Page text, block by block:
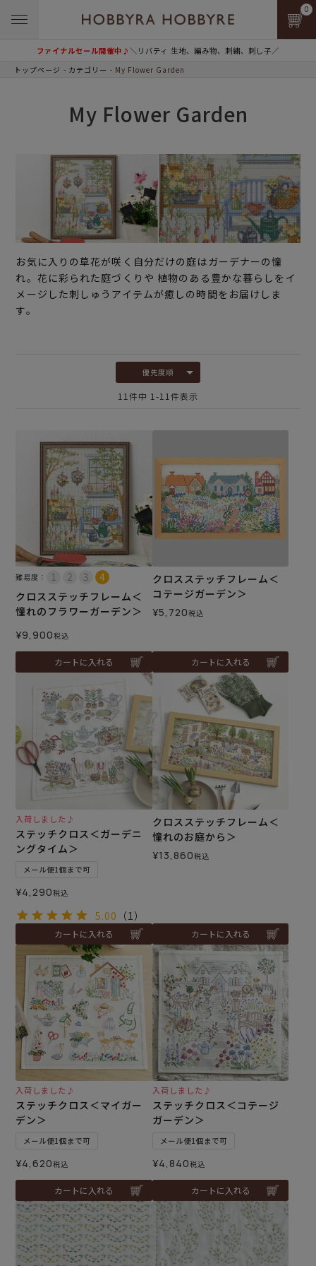
ファイナルセール開催中♪＼リバティ 生地、編み物、刺繍、刺し子／
0
トップページ カテゴリー My Flower Garden
My Flower Garden
お気に入りの草花が咲く自分だけの庭はガーデナーの憧
れ。花に彩られた庭づくりや 植物のある豊かな暮らしをイ
メージした刺しゅうアイテムが癒しの時間をお届けしま
す。
優先度順
11 件中 1 -11 件表示
難易度：
クロスステッチフレーム＜
憧れのフラワーガーデン＞
¥9,900税込
カートに入れる
クロスステッチフレーム＜
コテージガーデン＞
¥5,720税込
カートに入れる
入荷しました♪
ステッチクロス＜ガーデニ
ングタイム＞
メール便1個まで可
¥4,290税込
5.00 （1）
カートに入れる
クロスステッチフレーム＜
憧れのお庭から＞
¥13,860税込
カートに入れる
入荷しました♪
ステッチクロス＜マイガー
デン＞
メール便1個まで可
¥4,620税込
カートに入れる
入荷しました♪
ステッチクロス＜コテージ
ガーデン＞
メール便1個まで可
¥4,840税込
カートに入れる